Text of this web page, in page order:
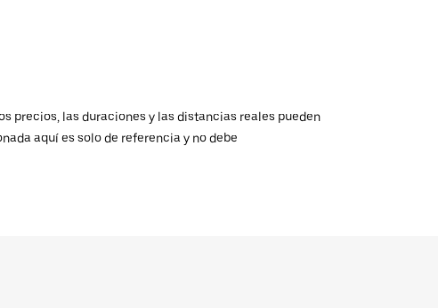
precios, las duraciones y las distancias reales pueden
aquí es solo de referencia y no debe